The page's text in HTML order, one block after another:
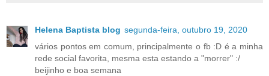
Helena Baptista blog segunda-feira, outubro 19, 2020
vários pontos em comum, principalmente o fb :D é a minha
rede social favorita, mesma esta estando a "morrer" :/
beijinho e boa semana